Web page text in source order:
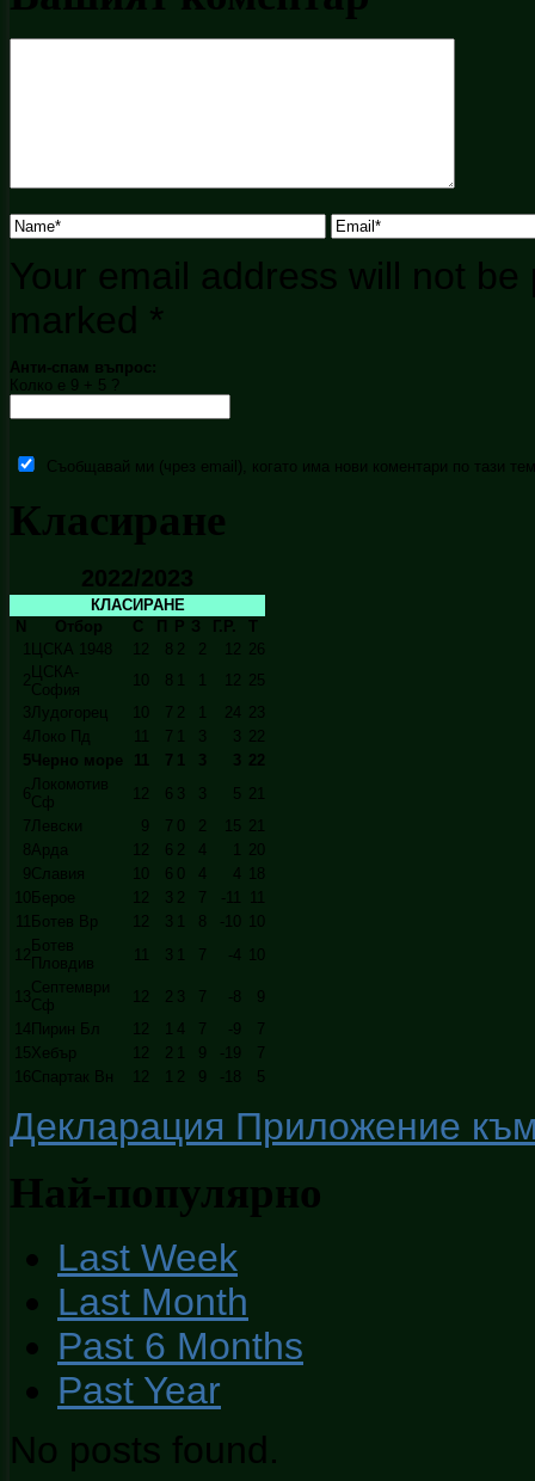
Your email address will not
marked *
Анти-спам въпрос:
Колко е 9 + 5 ?
Съобщавай ми (чрез email), когато има нови коментари по тази
Класиране
2022/2023
КЛАСИРАНЕ
N
Отбор С П Р З Г.Р.
Т
ЦСКА 1948 12 8 2 2 12 26
2 ЦСКА-
София
10 8 12 25
3 Лудогорец 10 7 2 24
23
4 Локо Пд 7 3 3 22
5Черно море 11 7 1 3 3
22
6
Локомотив
Сф
12 6 3 3 5 21
7 Левски 9 7 0 2 15 21
8 Арда 12 6 2 4
20
9 Славия 10 6 0 4 4
18
10 Берое 12 3 2 7 -11
Ботев Вр 12 3 8 -10
10
12
Ботев
Пловдив
3 7 -4 10
13
Септември
Сф
12 2 3 7 -8
9
14 Пирин Бл 12 4 7 -9
7
15Хебър 12 2 9 -19
7
16Спартак Вн 12 2 9 -18 5
Декларация Приложение
Най-популярно
Last Week
Last Month
Past 6 Months
Past Year
No posts found.